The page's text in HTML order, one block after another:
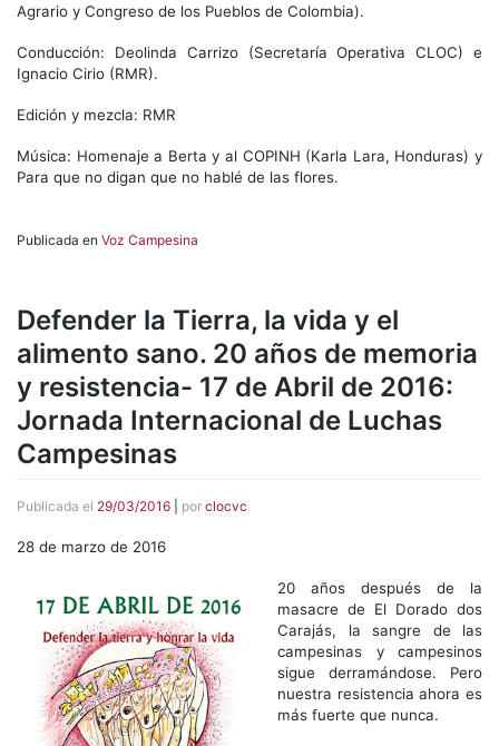
Agrario y Congreso de los Pueblos de Colombia).
Conducción: Deolinda Carrizo (Secretaría Operativa CLOC) e
Ignacio Cirio (RMR).
Edición y mezcla: RMR
Música: Homenaje a Berta y al COPINH (Karla Lara, Honduras) y
Para que no digan que no hablé de las flores.
Publicada en Voz Campesina
Defender la Tierra, la vida y el
alimento sano. 20 años de memoria
y resistencia- 17 de Abril de 2016:
Jornada Internacional de Luchas
Campesinas
Publicada el 29/03/2016 por clocvc
28 de marzo de 2016
20 años después de la
masacre de El Dorado dos
Carajás, la sangre de las
campesinas y campesinos
sigue derramándose. Pero
nuestra resistencia ahora es
más fuerte que nunca.